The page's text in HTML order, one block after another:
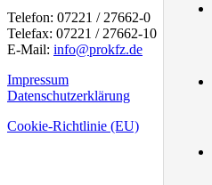
Telefon: 07221 / 27662-0
Telefax: 07221 / 27662-10
E-Mail: info@prokfz.de
Impressum
Datenschutzerklärung
Cookie-Richtlinie (EU)